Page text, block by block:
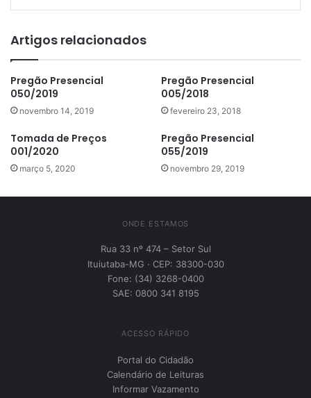
Artigos relacionados
Pregão Presencial
050/2019
novembro 14, 2019
Pregão Presencial
005/2018
fevereiro 23, 2018
Tomada de Preços
001/2020
março 5, 2020
Pregão Presencial
055/2019
novembro 29, 2019
ONDE ESTAMOS
Rua 33 nº 474 – Setor Sul
Ituiutaba-MG · CEP: 38300-030
Fone: (34) 3268-0400
SAE: 0800 341 8195
ACESSO RÁPIDO
Portal do Cidadão
Calendário de Leituras
Informar Vazamento